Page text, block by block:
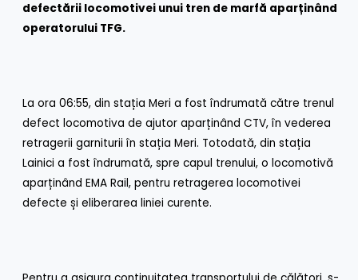
defectării locomotivei unui tren de marfă aparținând
operatorului TFG.
La ora 06:55, din stația Meri a fost îndrumată către trenul
defect locomotiva de ajutor aparținând CTV, în vederea
retragerii garniturii în stația Meri. Totodată, din stația
Lainici a fost îndrumată, spre capul trenului, o locomotivă
aparținând EMA Rail, pentru retragerea locomotivei
defecte și eliberarea liniei curente.